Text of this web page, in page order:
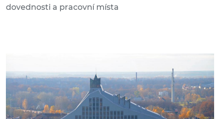
dovednosti a pracovní místa